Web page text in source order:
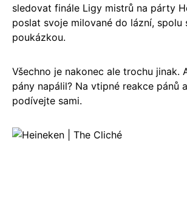
sledovat finále Ligy mistrů na párty
poslat svoje milované do lázní, spolu
poukázkou.
Všechno je nakonec ale trochu jinak.
pány napálil? Na vtipné reakce pánů
podívejte sami.